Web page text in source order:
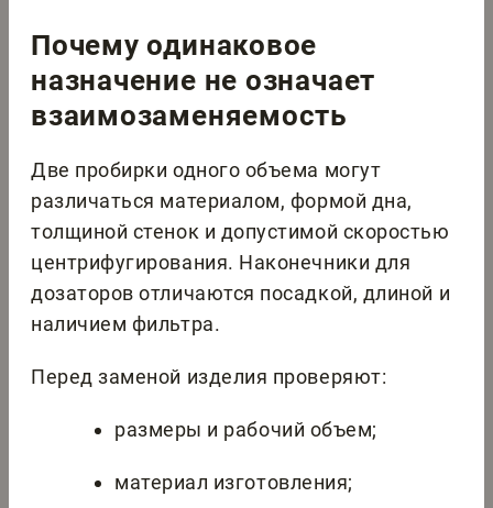
Почему одинаковое
назначение не означает
взаимозаменяемость
Две пробирки одного объема могут
различаться материалом, формой дна,
толщиной стенок и допустимой скоростью
центрифугирования. Наконечники для
дозаторов отличаются посадкой, длиной и
наличием фильтра.
Перед заменой изделия проверяют:
размеры и рабочий объем;
материал изготовления;